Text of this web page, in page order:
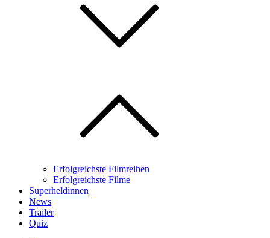
Erfolgreichste Filmreihen
Erfolgreichste Filme
Superheldinnen
News
Trailer
Quiz